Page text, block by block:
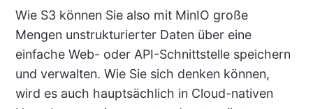
Wie S3 können Sie also mit MinIO große
Mengen unstrukturierter Daten über eine
einfache Web- oder API-Schnittstelle speichern
und verwalten. Wie Sie sich denken können,
wird es auch hauptsächlich in Cloud-nativen